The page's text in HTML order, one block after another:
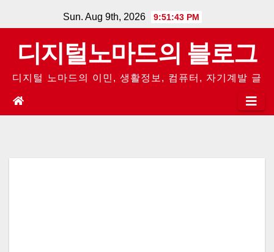
to
content
Sun. Aug 9th, 2026 9:51:44 PM
디지털노마드의 블로그
디지털 노마드의 이민, 생활정보, 컴퓨터, 자기계발 글